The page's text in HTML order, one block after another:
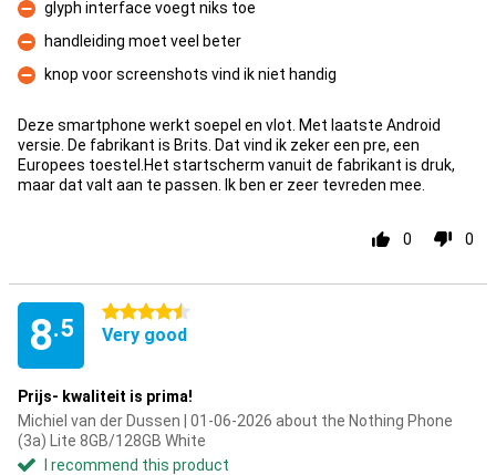
Con
glyph interface voegt niks toe
Con
handleiding moet veel beter
Con
knop voor screenshots vind ik niet handig
Deze smartphone werkt soepel en vlot. Met laatste Android
versie. De fabrikant is Brits. Dat vind ik zeker een pre, een
Europees toestel.Het startscherm vanuit de fabrikant is druk,
maar dat valt aan te passen. Ik ben er zeer tevreden mee.
0 0
8.5
4.5 stars
Very good
Prijs- kwaliteit is prima!
Michiel van der Dussen | 01-06-2026 about the Nothing Phone
(3a) Lite 8GB/128GB White
I recommend this product